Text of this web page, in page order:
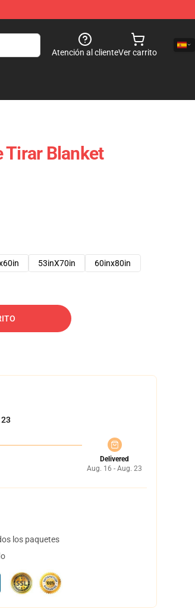
Atención al clienteVer carrito
Tirar Blanket
53inX70in 60inx80in
23
Delivered
Aug. 16 - Aug. 23
los paquetes